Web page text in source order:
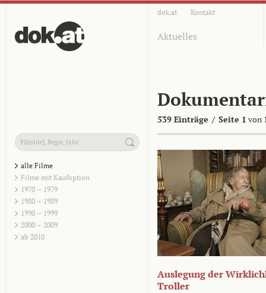
dok.at Kontakt
Aktuelles
539 Einträge / Seite 1 von
alle Filme
Filme mit Kaufoption
1970 – 1979
1980 – 1989
1990 – 1999
2000 – 2009
ab 2010
Auslegung der
Troller